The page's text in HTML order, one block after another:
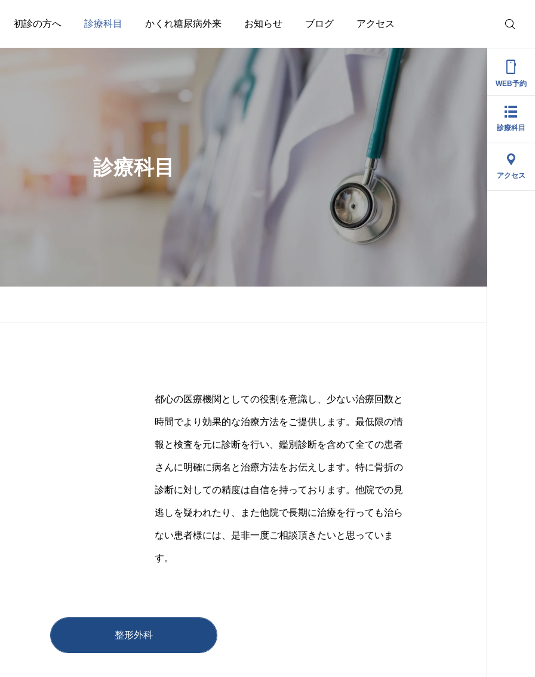
初診の方へ 診療科目 かくれ糖尿病外来 お知らせ ブログ アクセス
皮膚科 内科

WEB予約
診療科目
アクセス
診療科目
都心の医療機関としての役割を意識し、少ない治療回数と
時間でより効果的な治療方法をご提供します。最低限の情
報と検査を元に診断を行い、鑑別診断を含めて全ての患者
さんに明確に病名と治療方法をお伝えします。特に骨折の
診断に対しての精度は自信を持っております。他院での見
逃しを疑われたり、また他院で長期に治療を行っても治ら
ない患者様には、是非一度ご相談頂きたいと思っていま
す。
整形外科